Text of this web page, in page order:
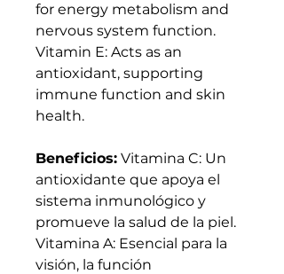
for energy metabolism and
nervous system function.
Vitamin E: Acts as an
antioxidant, supporting
immune function and skin
health.
Beneficios: Vitamina C: Un
antioxidante que apoya el
sistema inmunológico y
promueve la salud de la piel.
Vitamina A: Esencial para la
visión, la función